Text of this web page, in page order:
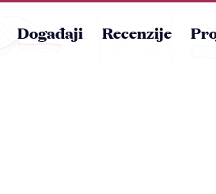
Događaji Recenzije